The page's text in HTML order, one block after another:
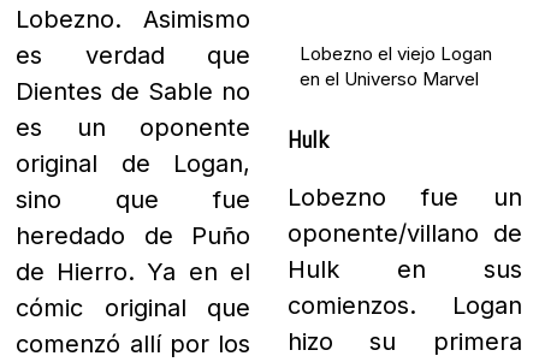
Lobezno. Asimismo
es verdad que
Dientes de Sable no
es un oponente
original de Logan,
sino que fue
heredado de Puño
de Hierro. Ya en el
cómic original que
comenzó allí por los
Lobezno el viejo Logan
en el Universo Marvel
Hulk
Lobezno fue un
oponente/villano de
Hulk en sus
comienzos. Logan
hizo su primera